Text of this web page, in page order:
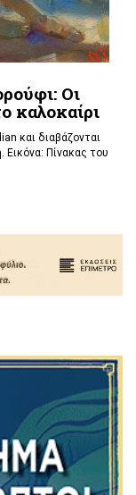
Οι
καλοκαίρι
και διαβάζονται
Εικόνα: Πίνακας του